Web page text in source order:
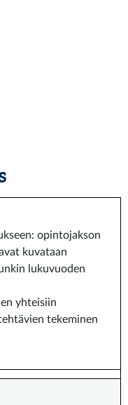
opintojakson
kuvataan
lukuvuoden
yhteisiin
tekeminen